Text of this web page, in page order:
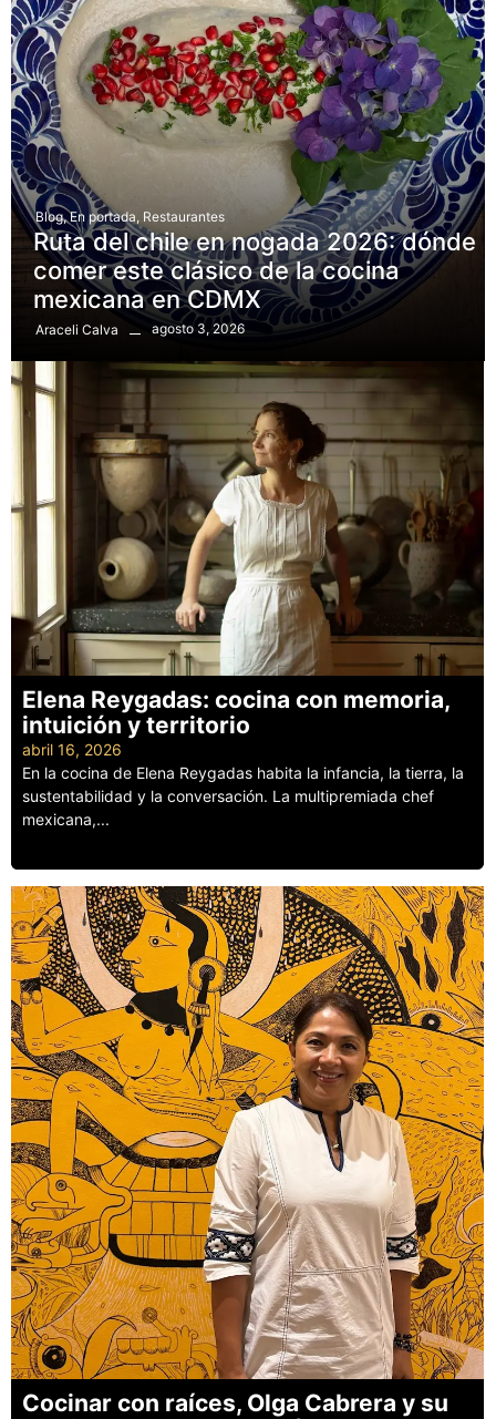
Blog, En portada Restaurantes
Ruta del chile en nogada 2026: dónde
comer este clásico de la cocina
mexicana en CDMX
Araceli Calva agosto 3, 2026
Elena Reygadas: cocina con memoria,
intuición y territorio
abril 16, 2026
En la cocina de Elena Reygadas habita la infancia, la tierra, la
sustentabilidad y la conversación. La multipremiada chef
mexicana,...
Cocinar con raíces, Olga Cabrera y su